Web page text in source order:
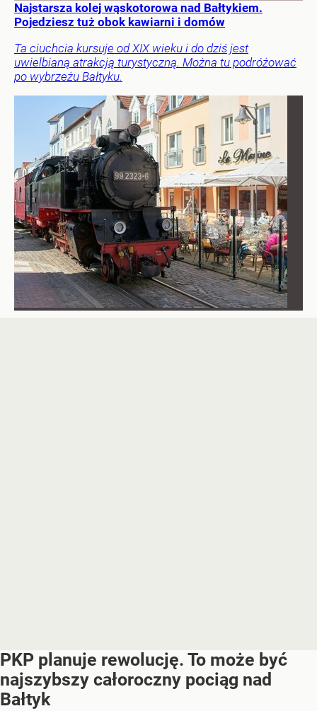
Najstarsza kolej wąskotorowa nad Bałtykiem.
Pojedziesz tuż obok kawiarni i domów
Ta ciuchcia kursuje od XIX wieku i do dziś jest
uwielbianą atrakcją turystyczną. Można tu podróżować
po wybrzeżu Bałtyku.
PKP planuje rewolucję. To może być
najszybszy całoroczny pociąg nad
Bałtyk